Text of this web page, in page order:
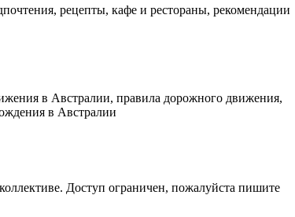
рецепты, кафе и рестораны, рекомендации
в Австралии, правила дорожного движения,
в Австралии
Доступ ограничен, пожалуйста пишите